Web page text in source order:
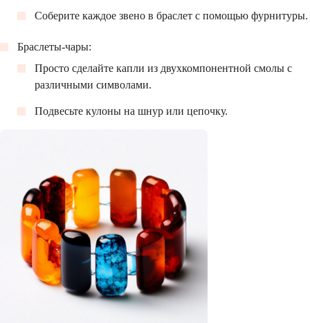
Соберите каждое звено в браслет с помощью фурнитуры.
Браслеты-чары:
Просто сделайте капли из двухкомпонентной смолы с
различными символами.
Подвесьте кулоны на шнур или цепочку.